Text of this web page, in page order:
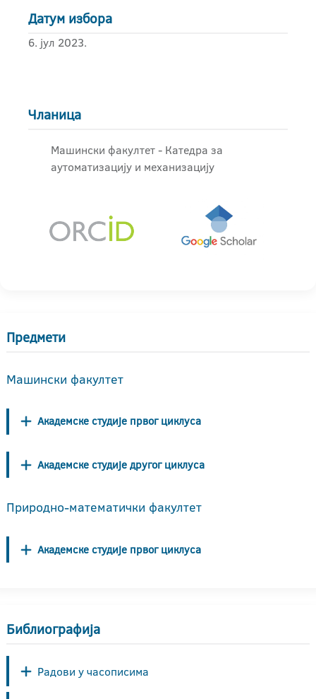
Датум избора
6. јул 2023.
Чланица
Машински факултет - Катедра за
аутоматизацију и механизацију
Предмети
Машински факултет
Академске студије првог циклуса
Академске студије другог циклуса
Природно-математички факултет
Академске студије првог циклуса
Библиографија
Радови у часописима